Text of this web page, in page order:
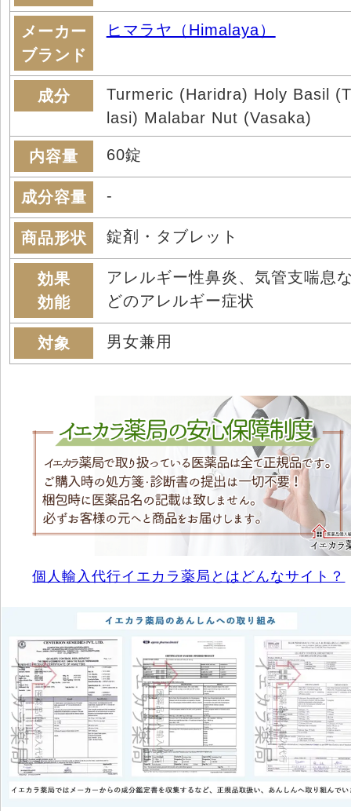
メーカー
ブランド
ヒマラヤ（Himalaya）
成分
Turmeric (Haridra) Holy Basil
lasi) Malabar Nut (Vasaka)
内容量 60錠
成分容量 -
商品形状 錠剤・タブレット
効果
効能
アレルギー性鼻炎、気管支喘息
どのアレルギー症状
対象 男女兼用
個人輸入代行イエカラ薬局とはどんなサイト？